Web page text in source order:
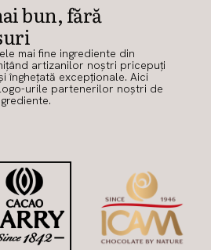
bun, fără
mai fine ingrediente din
artizanilor noștri pricepuți
înghețată excepționale. Aici
urile partenerilor noștri de